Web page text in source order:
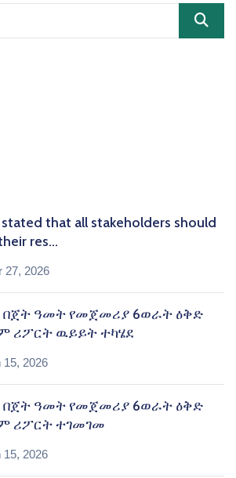
stated that all stakeholders should
res...
27, 2026
በጀት ዓመት የመጀመሪያ 6ወራት ዕቅድ
ሪፖርት ዉይይት ተካሄደ
15, 2026
በጀት ዓመት የመጀመሪያ 6ወራት ዕቅድ
ሪፖርት ተገመገመ
15, 2026